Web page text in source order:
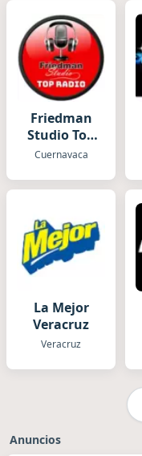
Friedman
Studio Top
Radio
Cuernavaca
La Mejor
Veracruz
Veracruz
Anuncios